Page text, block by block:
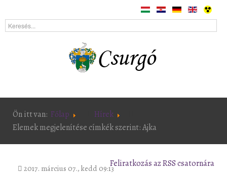
Ön itt van: Főlap
Hírek
Elemek megjelenítése címkék szerint: Ajka
Feliratkozás az RSS csatornára
2017. március 07., kedd 09:13